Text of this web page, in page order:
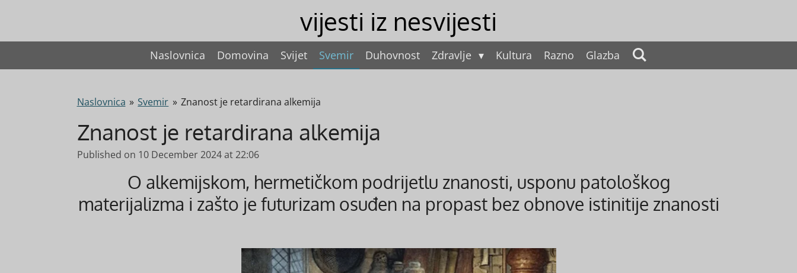
main
vijesti iz nesvijesti
Naslovnica Domovina Svijet Svemir Duhovnost Zdravlje Kultura Razno Glazba
Naslovnica » Svemir » Znanost je retardirana alkemija
Znanost je retardirana alkemija
Published on 10 December 2024 at 22:06
O alkemijskom, hermetičkom podrijetlu znanosti, usponu patološkog
materijalizma i zašto je futurizam osuđen na propast bez obnove istinitije znanosti